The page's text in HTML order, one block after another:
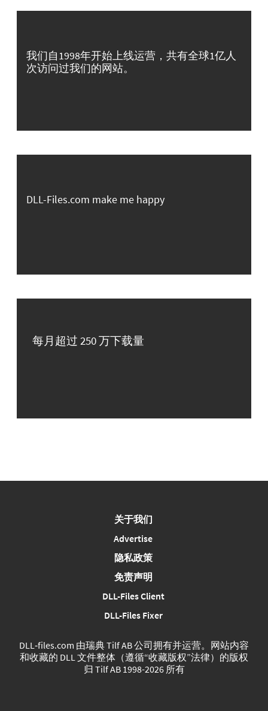
我们自1998年开始上线运营，共有全球1亿人
次访问过我们的网站。
DLL-Files.com make me happy
每月超过 250 万下载量
关于我们
Advertise
隐私政策
免责声明
DLL-Files Client
DLL-Files Fixer
DLL‑files.com 由瑞典 Tilf AB 公司拥有并运营。网站内容
和收藏的 DLL 文件整体（遵循“收藏版权”法律）的版权
归 Tilf AB 1998-2026 所有